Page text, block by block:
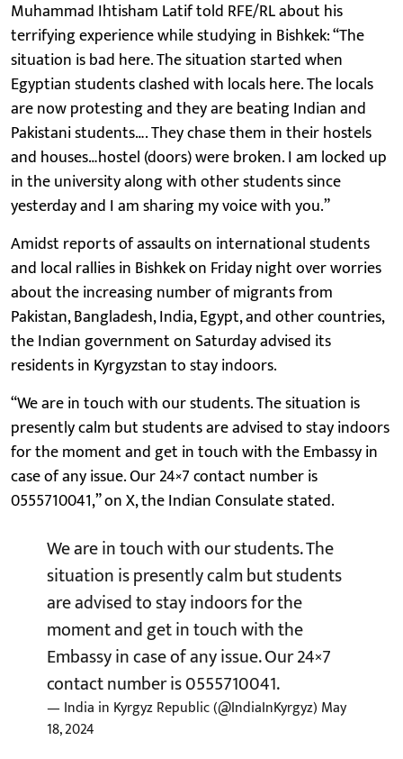
Muhammad Ihtisham Latif told RFE/RL about his
terrifying experience while studying in Bishkek: “The
situation is bad here. The situation started when
Egyptian students clashed with locals here. The locals
are now protesting and they are beating Indian and
Pakistani students…. They chase them in their hostels
and houses…hostel (doors) were broken. I am locked up
in the university along with other students since
yesterday and I am sharing my voice with you.”
Amidst reports of assaults on international students
and local rallies in Bishkek on Friday night over worries
about the increasing number of migrants from
Pakistan, Bangladesh, India, Egypt, and other countries,
the Indian government on Saturday advised its
residents in Kyrgyzstan to stay indoors.
“We are in touch with our students. The situation is
presently calm but students are advised to stay indoors
for the moment and get in touch with the Embassy in
case of any issue. Our 24×7 contact number is
0555710041,” on X, the Indian Consulate stated.
We are in touch with our students. The
situation is presently calm but students
are advised to stay indoors for the
moment and get in touch with the
Embassy in case of any issue. Our 24×7
contact number is 0555710041.
— India in Kyrgyz Republic (@IndiaInKyrgyz) May
18, 2024